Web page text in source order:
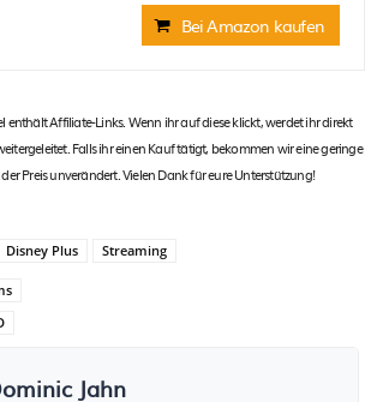
Bei Amazon kaufen
enthält Affiliate-Links. Wenn ihr auf diese klickt, werdet ihr direkt
Falls ihr einen Kauf tätigt, bekommen wir eine geringe
Preis unverändert. Vielen Dank für eure Unterstützung!
Disney Plus Streaming
Jahn